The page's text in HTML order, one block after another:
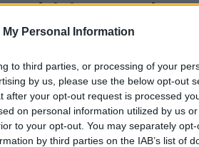
My Personal Information
to third parties, or processing of your
by us, please use the below opt-out
after your opt-out request is processed
on personal information utilized by us
to your opt-out. You may separately
by third parties on the IAB’s list of
dobro meso in se
imajo izkušeni
zaradi druženj na piknikih, kjer
je treba poznati nekaj dejstev, na
pogledamo njegovo barvo.
svežine, vendar strokovnjaki